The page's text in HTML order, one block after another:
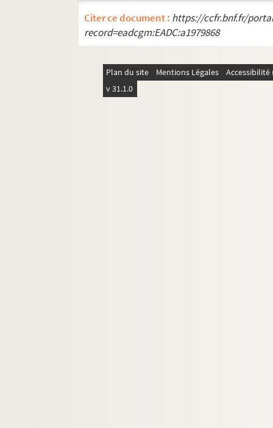
Citer ce document : https://ccfr.bnf.fr/
record=eadcgm:EADC:a1979868
Plan du site Mentions Légales
v 31.1.0